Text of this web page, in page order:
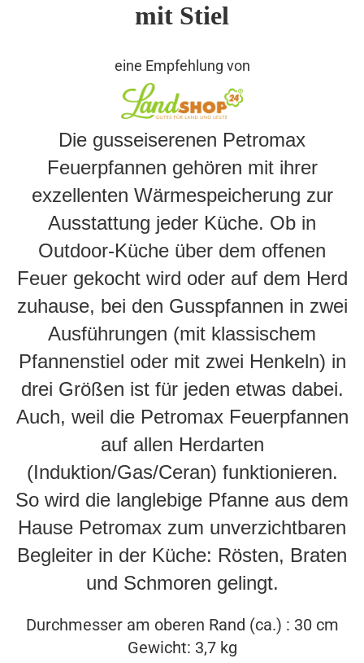
mit Stiel
eine Empfehlung von
Die gusseiserenen Petromax
Feuerpfannen gehören mit ihrer
exzellenten Wärmespeicherung zur
Ausstattung jeder Küche. Ob in
Outdoor-Küche über dem offenen
Feuer gekocht wird oder auf dem Herd
zuhause, bei den Gusspfannen in zwei
Ausführungen (mit klassischem
Pfannenstiel oder mit zwei Henkeln) in
drei Größen ist für jeden etwas dabei.
Auch, weil die Petromax Feuerpfannen
auf allen Herdarten
(Induktion/Gas/Ceran) funktionieren.
So wird die langlebige Pfanne aus dem
Hause Petromax zum unverzichtbaren
Begleiter in der Küche: Rösten, Braten
und Schmoren gelingt.
Durchmesser am oberen Rand (ca.) : 30 cm
Gewicht: 3,7 kg